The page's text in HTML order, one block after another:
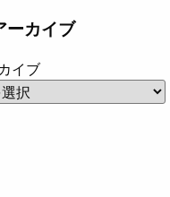
ーカイブ
イブ